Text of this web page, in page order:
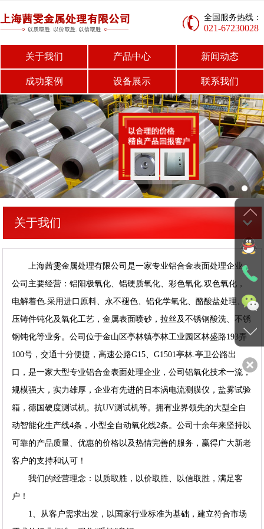
全国服务热线：
021-67230028
关于我们 产品中心 新闻动态
成功案例 设备展示 联系我们
关于我们
上海茜雯金属处理有限公司是一家专业铝合金表面处理企业，
公司主要经营：铝阳极氧化、铝硬质氧化、彩色氧化.双色氧化，
电解着色.采用进口原料、永不褪色、铝化学氧化、酪酸盐处理、
压铸件钝化及氧化工艺，金属表面喷砂，拉丝及不锈钢酸洗、不锈
钢钝化等业务。公司位于金山区亭林镇亭林工业园区林盛路193弄
100号，交通十分便捷，高速公路G15、G1501亭林.亭卫公路出
口，是一家大型专业铝合金表面处理企业，公司铝氧化技术一流，
规模强大，实力雄厚，企业有先进的日本涡电流测膜仪，盐雾试验
箱，德国硬度测试机。抗UV测试机等。拥有业界领先的大型全自
动智能化生产线4条，小型全自动氧化线2条。公司十余年来坚持以
可靠的产品质量、优惠的价格以及热情完善的服务，赢得广大新老
客户的支持和认可！
我们的经营理念：以质取胜，以价取胜、以信取胜，满足客
户！
1、从客户需求出发，以国家行业标准为基础，建立符合市场